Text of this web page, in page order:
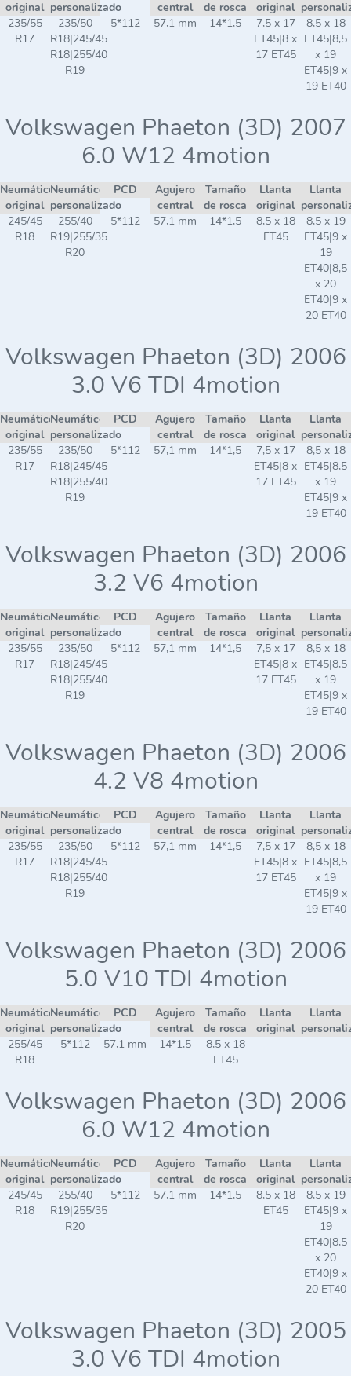
original personalizado central de rosca original
235/55
R17
235/50
R18|245/45
R18|255/40
R19
5*112 57,1 mm 14*1,5
7,5 x 17
ET45|8 x
17 ET45
8,5 x 18
ET45|8,5
x 19
ET45|9 x
19 ET40
Volkswagen Phaeton (3D) 2007
6.0 W12 4motion
Neumático
original
Neumático
personalizado
PCD
Agujero
central
Tamaño
de rosca
Llanta
original
Llanta
245/45
R18
255/40
R19|255/35
R20
5*112 57,1 mm 14*1,5
8,5 x 18
ET45
8,5 x 19
ET45|9 x
19
ET40|8,5
x 20
ET40|9 x
20 ET40
Volkswagen Phaeton (3D) 2006
3.0 V6 TDI 4motion
Neumático
original
Neumático
personalizado
PCD
Agujero
central
Tamaño
de rosca
Llanta
original
Llanta
235/55
R17
235/50
R18|245/45
R18|255/40
R19
5*112 57,1 mm 14*1,5
7,5 x 17
ET45|8 x
17 ET45
8,5 x 18
ET45|8,5
x 19
ET45|9 x
19 ET40
Volkswagen Phaeton (3D) 2006
3.2 V6 4motion
Neumático
original
Neumático
personalizado
PCD
Agujero
central
Tamaño
de rosca
Llanta
original
Llanta
235/55
R17
235/50
R18|245/45
R18|255/40
R19
5*112 57,1 mm 14*1,5
7,5 x 17
ET45|8 x
17 ET45
8,5 x 18
ET45|8,5
x 19
ET45|9 x
19 ET40
Volkswagen Phaeton (3D) 2006
4.2 V8 4motion
Neumático
original
Neumático
personalizado
PCD
Agujero
central
Tamaño
de rosca
Llanta
original
Llanta
235/55
R17
235/50
R18|245/45
R18|255/40
R19
5*112 57,1 mm 14*1,5
7,5 x 17
ET45|8 x
17 ET45
8,5 x 18
ET45|8,5
x 19
ET45|9 x
19 ET40
Volkswagen Phaeton (3D) 2006
5.0 V10 TDI 4motion
Neumático
original
Neumático
personalizado
PCD
Agujero
central
Tamaño
de rosca
Llanta
original
Llanta
255/45
R18
5*112 57,1 mm 14*1,5
8,5 x 18
ET45
Volkswagen Phaeton (3D) 2006
6.0 W12 4motion
Neumático
original
Neumático
personalizado
PCD
Agujero
central
Tamaño
de rosca
Llanta
original
Llanta
245/45
R18
255/40
R19|255/35
R20
5*112 57,1 mm 14*1,5
8,5 x 18
ET45
8,5 x 19
ET45|9 x
19
ET40|8,5
x 20
ET40|9 x
20 ET40
Volkswagen Phaeton (3D) 2005
3.0 V6 TDI 4motion